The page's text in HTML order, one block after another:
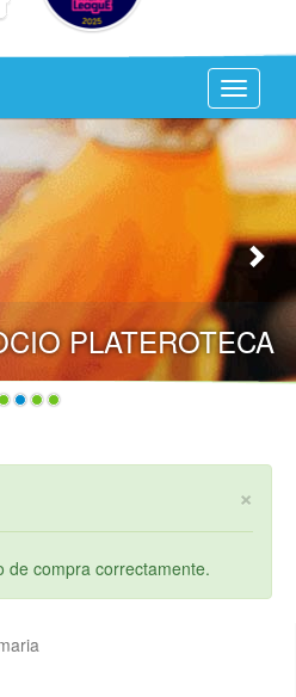
Toggle
PLATEROTECA
×
de compra correctamente.